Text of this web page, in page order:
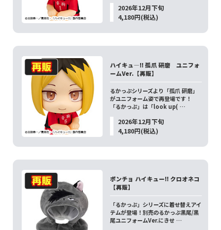
2026年12月下旬
4,180円(税込)
ハイキュ―!! 孤爪 研磨 ユニフォ
ームVer.【再販】
るかっぷシリーズより「孤爪 研磨」
がユニフォーム姿で再登場です！
「るかっぷ」は「look up( …
2026年12月下旬
4,180円(税込)
ポンチョ ハイキュー!! クロオネコ
【再販】
「るかっぷ」シリーズに着せ替えアイ
テムが登場！別売のるかっぷ黒尾/黒
尾ユニフォームVer.にきせ …